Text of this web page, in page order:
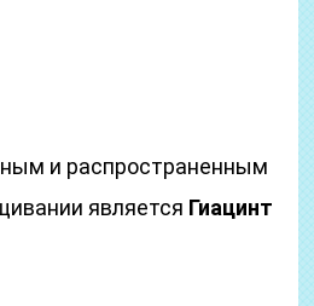
и распространенным
является Гиацинт